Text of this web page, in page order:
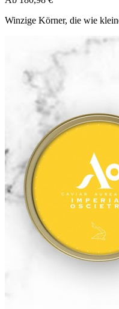
Winzige Körner, die wie